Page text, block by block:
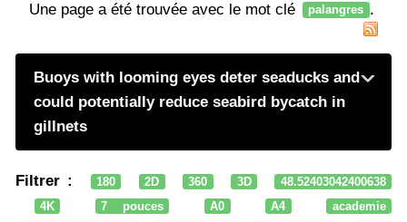
Une page a été trouvée avec le mot clé palangres .
Buoys with looming eyes deter seaducks and
could potentially reduce seabird bycatch in
gillnets
Filtrer : 180 2D 360 3D
48.52403042400638
4K
7 pouces A0 A4
academie